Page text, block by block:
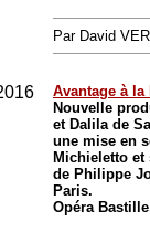
Par David
Avantage à
Nouvelle
et Dalila de
une mise en
Michieletto
de Philippe
Paris.
Opéra